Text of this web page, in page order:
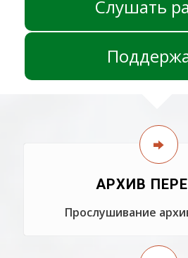
Слушать
АРХИВ
Прослушивание